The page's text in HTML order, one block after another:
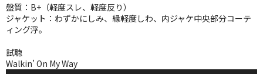
7INC
レア盤（1万円以上）
盤質：B+（軽度スレ、軽度反り）
ジャケット：わずかにしみ、縁軽度しわ、内ジャケ中央部分コーテ
ィング浮。
試聴
Walkin’ On My Way